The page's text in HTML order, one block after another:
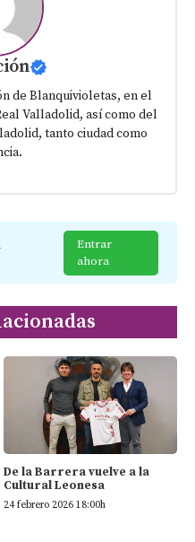
de Blanquivioletas, en el
Valladolid, así como del
tanto ciudad como
Entrar
ahora
De la Barrera vuelve a la
Cultural Leonesa
24 febrero 2026 18:00h